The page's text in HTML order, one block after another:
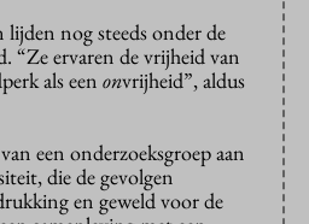
nog steeds onder de
“Ze ervaren de vrijheid van
als een onvrijheid”, aldus
een onderzoeksgroep aan
die de gevolgen
en geweld voor de